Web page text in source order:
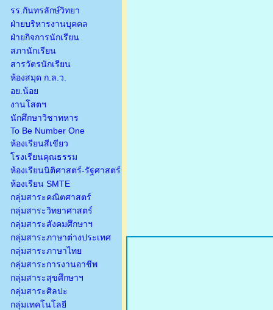
รร.กันทรลักษ์วิทยา
ฝ่ายบริหารงานบุคคล
ฝ่ายกิจการนักเรียน
สภานักเรียน
สารวัตรนักเรียน
ห้องสมุด ก.ล.ว.
อย.น้อย
งานโสตฯ
นักศึกษาวิชาทหาร
To Be Number One
ห้องเรียนสีเขียว
โรงเรียนคุณธรรม
ห้องเรียนนิติศาสตร์-รัฐศาสตร์
ห้องเรียน SMTE
กลุ่มสาระคณิตศาสตร์
กลุ่มสาระวิทยาศาสตร์
กลุ่มสาระสังคมศึกษาฯ
กลุ่มสาระภาษาต่างประเทศ
กลุ่มสาระภาษาไทย
กลุ่มสาระการงานอาชีพ
กลุ่มสาระสุขศึกษาฯ
กลุ่มสาระศิลปะ
กลุ่มเทคโนโลยี